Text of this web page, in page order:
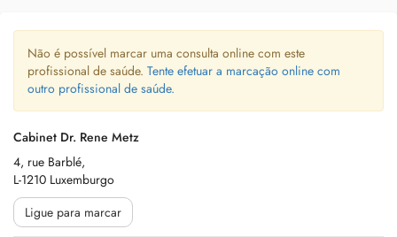
Não é possível marcar uma consulta online com este
profissional de saúde. Tente efetuar a marcação online com
outro profissional de saúde.
Cabinet Dr. Rene Metz
4, rue Barblé,
L-1210 Luxemburgo
Ligue para marcar